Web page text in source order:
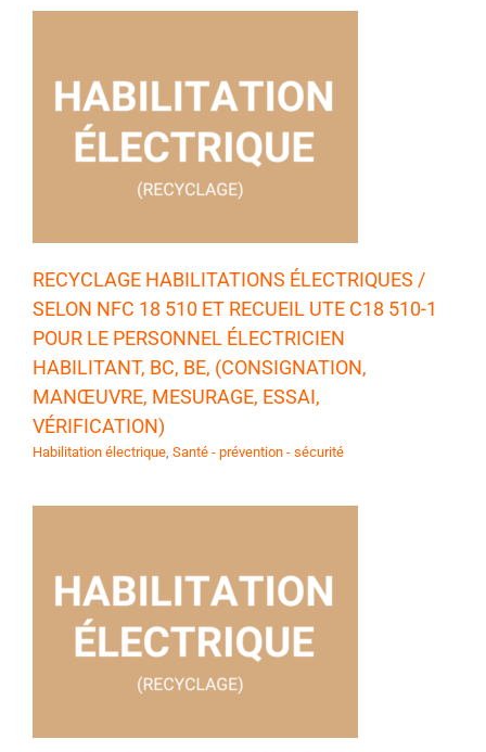
RECYCLAGE HABILITATIONS ÉLECTRIQUES /
SELON NFC 18 510 ET RECUEIL UTE C18 510-1
POUR LE PERSONNEL ÉLECTRICIEN
HABILITANT, BC, BE, (CONSIGNATION,
MANŒUVRE, MESURAGE, ESSAI,
VÉRIFICATION)
Habilitation électrique, Santé - prévention - sécurité